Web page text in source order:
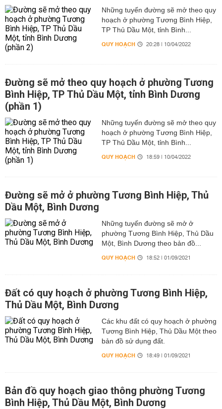
Những tuyến đường sẽ mở theo quy
hoạch ở phường Tương Bình Hiệp,
TP Thủ Dầu Một, tỉnh Bình...
QUY HOẠCH 20:28 | 10/04/2022
Đường sẽ mở theo quy hoạch ở phường Tương
Bình Hiệp, TP Thủ Dầu Một, tỉnh Bình Dương
(phần 1)
Những tuyến đường sẽ mở theo quy
hoạch ở phường Tương Bình Hiệp,
TP Thủ Dầu Một, tỉnh Bình...
QUY HOẠCH 18:59 | 10/04/2022
Đường sẽ mở ở phường Tương Bình Hiệp, Thủ
Dầu Một, Bình Dương
Những tuyến đường sẽ mở ở
phường Tương Bình Hiệp, Thủ Dầu
Một, Bình Dương theo bản đồ...
QUY HOẠCH 18:52 | 01/09/2021
Đất có quy hoạch ở phường Tương Bình Hiệp,
Thủ Dầu Một, Bình Dương
Các khu đất có quy hoạch ở phường
Tương Bình Hiệp, Thủ Dầu Một theo
bản đồ sử dụng đất.
QUY HOẠCH 18:49 | 01/09/2021
Bản đồ quy hoạch giao thông phường Tương
Bình Hiệp, Thủ Dầu Một, Bình Dương